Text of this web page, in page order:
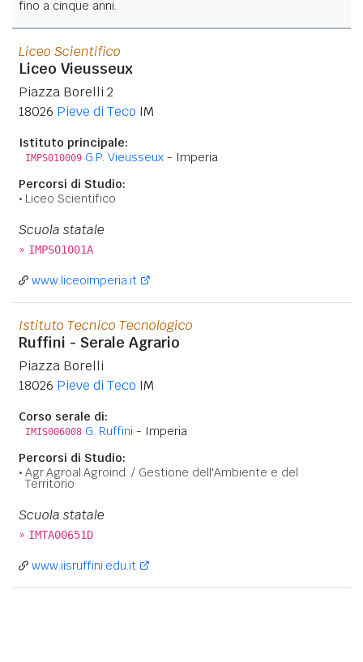
fino a cinque anni.
Liceo Scientifico
Liceo Vieusseux
Piazza Borelli 2
18026 Pieve di Teco IM
Istituto principale:
IMPS010009 G.P. Vieusseux - Imperia
Percorsi di Studio:
Liceo Scientifico
Scuola statale
» IMPS01001A
www.liceoimperia.it
Istituto Tecnico Tecnologico
Ruffini - Serale Agrario
Piazza Borelli
18026 Pieve di Teco IM
Corso serale di:
IMIS006008 G. Ruffini - Imperia
Percorsi di Studio:
Agr.Agroal.Agroind. / Gestione dell'Ambiente e del
Territorio
Scuola statale
» IMTA00651D
www.iisruffini.edu.it